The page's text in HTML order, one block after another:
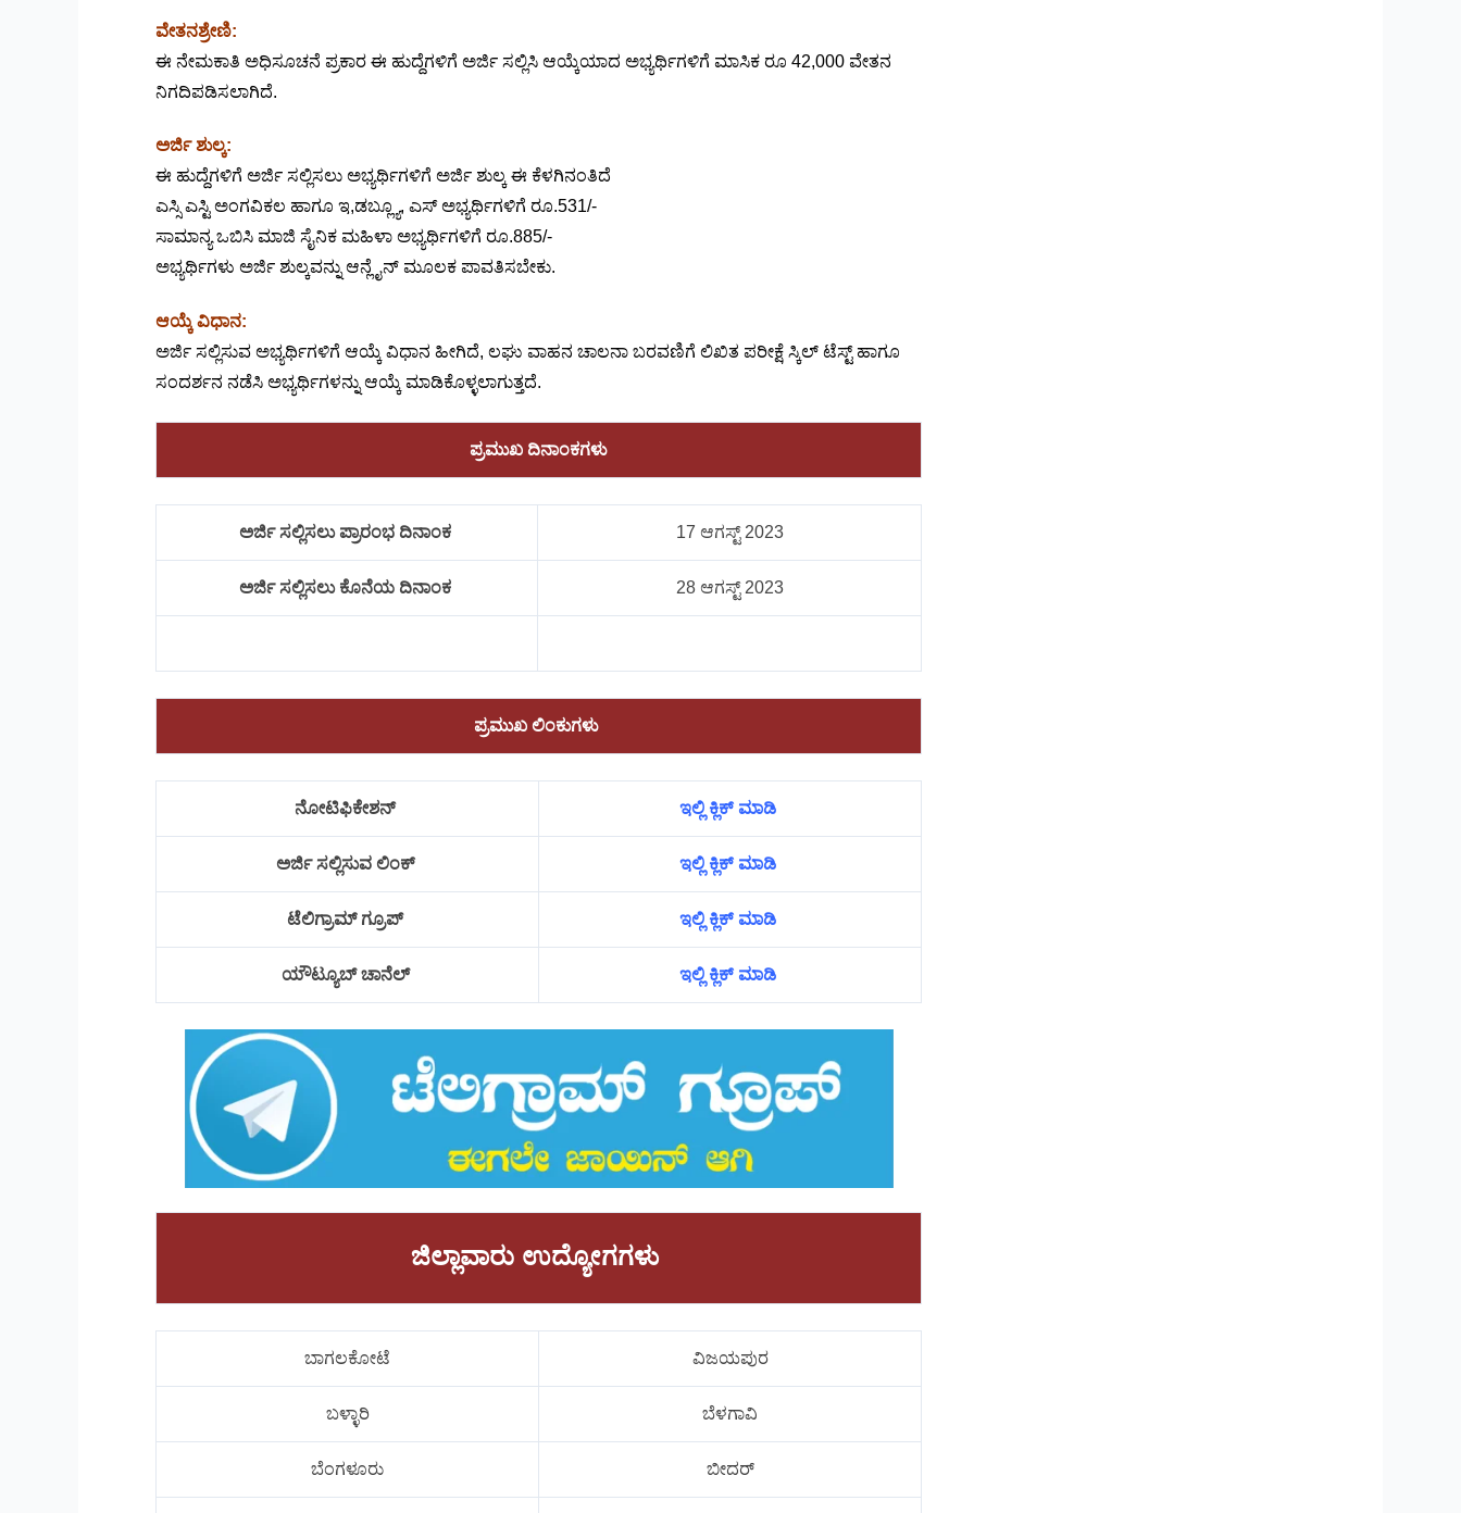
ವೇತನಶ್ರೇಣಿ:
ಈ ನೇಮಕಾತಿ ಅಧಿಸೂಚನೆ ಪ್ರಕಾರ ಈ ಹುದ್ದೆಗಳಿಗೆ ಅರ್ಜಿ ಸಲ್ಲಿಸಿ ಆಯ್ಕೆಯಾದ ಅಭ್ಯರ್ಥಿಗಳಿಗೆ ಮಾಸಿಕ ರೂ 42,000 ವೇತನ
ನಿಗದಿಪಡಿಸಲಾಗಿದೆ.
ಅರ್ಜಿ ಶುಲ್ಕ:
ಈ ಹುದ್ದೆಗಳಿಗೆ ಅರ್ಜಿ ಸಲ್ಲಿಸಲು ಅಭ್ಯರ್ಥಿಗಳಿಗೆ ಅರ್ಜಿ ಶುಲ್ಕ ಈ ಕೆಳಗಿನಂತಿದೆ
ಎಸ್ಸಿ ಎಸ್ಟಿ ಅಂಗವಿಕಲ ಹಾಗೂ ಇ,ಡಬ್ಲ್ಯೂ, ಎಸ್ ಅಭ್ಯರ್ಥಿಗಳಿಗೆ ರೂ.531/-
ಸಾಮಾನ್ಯ ಒಬಿಸಿ ಮಾಜಿ ಸೈನಿಕ ಮಹಿಳಾ ಅಭ್ಯರ್ಥಿಗಳಿಗೆ ರೂ.885/-
ಅಭ್ಯರ್ಥಿಗಳು ಅರ್ಜಿ ಶುಲ್ಕವನ್ನು ಆನ್ಲೈನ್ ಮೂಲಕ ಪಾವತಿಸಬೇಕು.
ಆಯ್ಕೆ ವಿಧಾನ:
ಅರ್ಜಿ ಸಲ್ಲಿಸುವ ಅಭ್ಯರ್ಥಿಗಳಿಗೆ ಆಯ್ಕೆ ವಿಧಾನ ಹೀಗಿದೆ, ಲಘು ವಾಹನ ಚಾಲನಾ ಬರವಣಿಗೆ ಲಿಖಿತ ಪರೀಕ್ಷೆ ಸ್ಕಿಲ್ ಟೆಸ್ಟ್ ಹಾಗೂ
ಸಂದರ್ಶನ ನಡೆಸಿ ಅಭ್ಯರ್ಥಿಗಳನ್ನು ಆಯ್ಕೆ ಮಾಡಿಕೊಳ್ಳಲಾಗುತ್ತದೆ.
ಪ್ರಮುಖ ದಿನಾಂಕಗಳು
ಅರ್ಜಿ ಸಲ್ಲಿಸಲು ಪ್ರಾರಂಭ ದಿನಾಂಕ 17 ಆಗಸ್ಟ್ 2023
ಅರ್ಜಿ ಸಲ್ಲಿಸಲು ಕೊನೆಯ ದಿನಾಂಕ 28 ಆಗಸ್ಟ್ 2023
ಪ್ರಮುಖ ಲಿಂಕುಗಳು
ನೋಟಿಫಿಕೇಶನ್ ಇಲ್ಲಿ ಕ್ಲಿಕ್ ಮಾಡಿ
ಅರ್ಜಿ ಸಲ್ಲಿಸುವ ಲಿಂಕ್ ಇಲ್ಲಿ ಕ್ಲಿಕ್ ಮಾಡಿ
ಟೆಲಿಗ್ರಾಮ್ ಗ್ರೂಪ್ ಇಲ್ಲಿ ಕ್ಲಿಕ್ ಮಾಡಿ
ಯೌಟ್ಯೂಬ್ ಚಾನೆಲ್ ಇಲ್ಲಿ ಕ್ಲಿಕ್ ಮಾಡಿ
ಜಿಲ್ಲಾವಾರು ಉದ್ಯೋಗಗಳು
ಬಾಗಲಕೋಟೆ ವಿಜಯಪುರ
ಬಳ್ಳಾರಿ ಬೆಳಗಾವಿ
ಬೆಂಗಳೂರು ಬೀದರ್